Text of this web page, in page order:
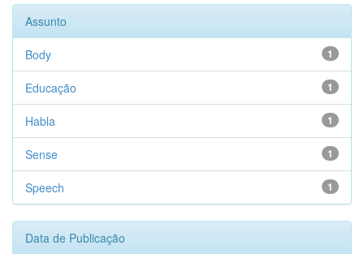
Assunto
1
Body
1
Educação
1
Habla
1
Sense
1
Speech
Data de Publicação